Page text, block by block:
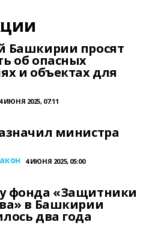
Башкирии просят
об опасных
и объектах для
4 ИЮНЯ 2025, 07:11
министра
4 ИЮНЯ 2025, 05:00
фонда «Защитники
в Башкирии
два года